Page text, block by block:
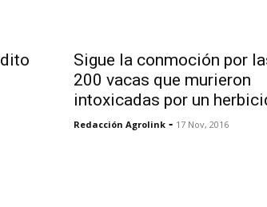
Sigue la conmoción por
200 vacas que murieron
intoxicadas por un
Redacción Agrolink - 17 Nov, 2016